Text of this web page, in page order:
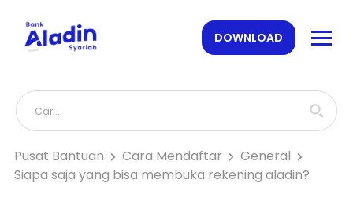
DOWNLOAD
Pusat Bantuan Cara Mendaftar
General
Siapa saja yang bisa membuka rekening aladin?